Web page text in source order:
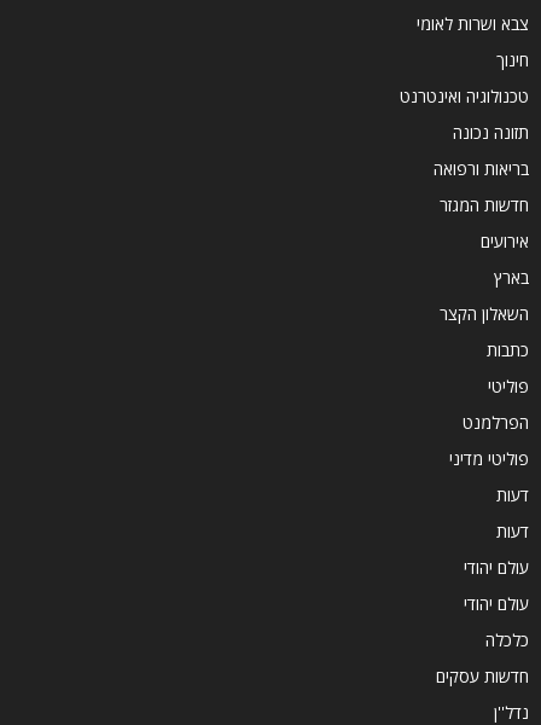
צבא ושרות לאומי
חינוך
טכנולוגיה ואינטרנט
תזונה נכונה
בריאות ורפואה
חדשות המגזר
אירועים
בארץ
השאלון הקצר
כתבות
פוליטי
הפרלמנט
פוליטי מדיני
דעות
דעות
עולם יהודי
עולם יהודי
כלכלה
חדשות עסקים
נדל''ן